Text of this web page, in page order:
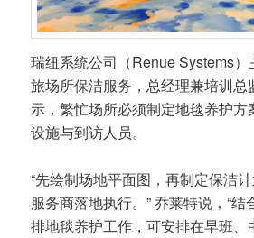
瑞纽系统公司（Renue Systems
旅场所保洁服务，总经理兼培训总
示，繁忙场所必须制定地毯养护方
设施与到访人员。
“先绘制场地平面图，再制定保洁
服务商落地执行。” 乔莱特说，“
排地毯养护工作，可安排在早班、